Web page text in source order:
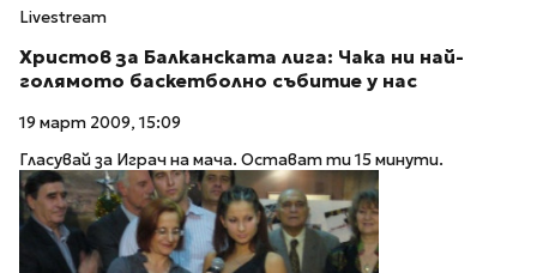
Livestream
Христов за Балканската лига: Чака ни най-
голямото баскетболно събитие у нас
19 март 2009, 15:09
Гласувай за Играч на мача. Остават ти 15 минути.